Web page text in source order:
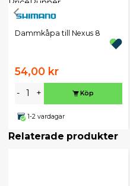
Dammkåpa till Nexus 8
54,00 kr
- + Köp
1-2 vardagar
Relaterade produkter